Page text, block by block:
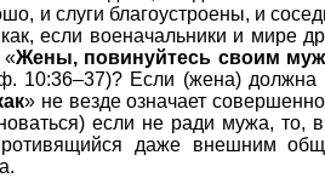
и слуги благоустроены, и
если военачальники и мире
«Жены, повинуйтесь своим
Если (жена) должна
» не везде означает
если не ради мужа, то,
даже внешним